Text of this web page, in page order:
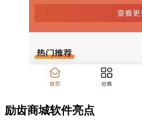
励齿商城软件亮点